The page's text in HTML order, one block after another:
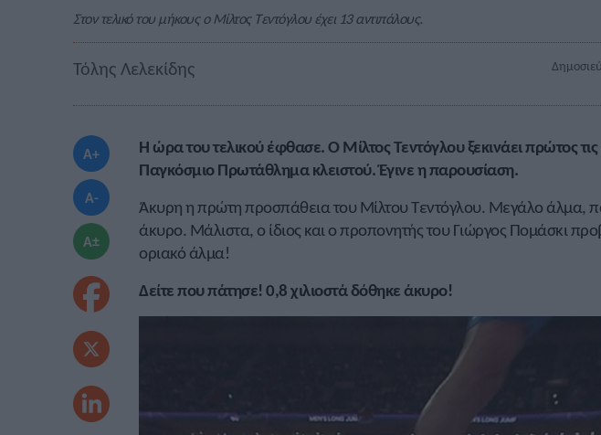
Στον τελικό του μήκους ο Μίλτος Τεντόγλου έχει 13 αντιπάλους.
Τόλης Λελεκίδης
A+
A-
A±
Η ώρα του τελικού έφθασε. Ο Μίλτος Τεντόγλου ξεκινάει πρώτος
Παγκόσμιο Πρωτάθλημα κλειστού. Έγινε η παρουσίαση.
Άκυρη η πρώτη προσπάθεια του Μίλτου Τεντόγλου. Μεγάλο άλμα,
άκυρο. Μάλιστα, ο ίδιος και ο προπονητής του Γιώργος Πομάσκι
οριακό άλμα!
Δείτε που πάτησε! 0,8 χιλιοστά δόθηκε άκυρο!